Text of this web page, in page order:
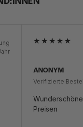
ANONYM
Verifizierte
Preisen